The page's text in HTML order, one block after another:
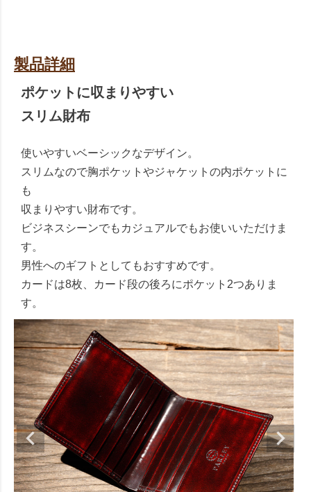
製品詳細
ポケットに収まりやすい
スリム財布
使いやすいベーシックなデザイン。
スリムなので胸ポケットやジャケットの内ポケットに
も
収まりやすい財布です。
ビジネスシーンでもカジュアルでもお使いいただけま
す。
男性へのギフトとしてもおすすめです。
カードは8枚、カード段の後ろにポケット2つありま
す。